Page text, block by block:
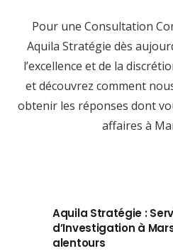
Pour une Consultation
Aquila Stratégie dès
l’excellence et de la
et découvrez comment
obtenir les réponses dont
affaires à
Aquila Stratégie :
d’Investigation à
alentours